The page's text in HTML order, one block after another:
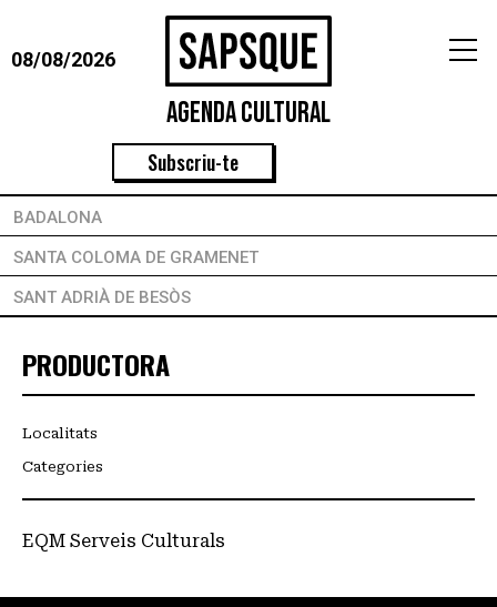
08/08/2026
Agenda Cultural
Subscriu-te
BADALONA
SANTA COLOMA DE GRAMENET
SANT ADRIÀ DE BESÒS
PRODUCTORA
Localitats
Categories
EQM Serveis Culturals